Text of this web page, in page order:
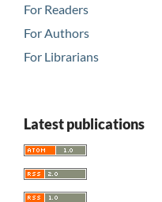
For Readers
For Authors
For Librarians
Latest publications